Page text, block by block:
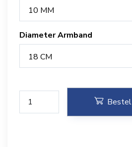
10 MM
Diameter Armband
18 CM
Bestel